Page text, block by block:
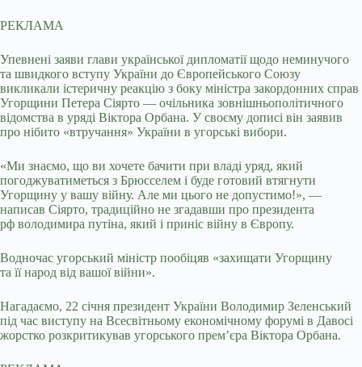
РЕКЛАМА
Упевнені заяви глави української дипломатії щодо неминучого
та швидкого вступу України до Європейського Союзу
викликали істеричну реакцію з боку міністра закордонних справ
Угорщини Петера Сіярто — очільника зовнішньополітичного
відомства в уряді Віктора Орбана. У своєму дописі він заявив
про нібито «втручання» України в угорські вибори.
«Ми знаємо, що ви хочете бачити при владі уряд, який
погоджуватиметься з Брюсселем і буде готовий втягнути
Угорщину у вашу війну. Але ми цього не допустимо!», —
написав Сіярто, традиційно не згадавши про президента
рф володимира путіна, який і приніс війну в Європу.
Водночас угорський міністр пообіцяв «захищати Угорщину
та її народ від вашої війни».
Нагадаємо, 22 січня президент України Володимир Зеленський
під час виступу на Всесвітньому економічному форумі в Давосі
жорстко розкритикував угорського прем’єра Віктора Орбана.